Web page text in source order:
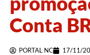
Conta
PORTAL NC 17/11/